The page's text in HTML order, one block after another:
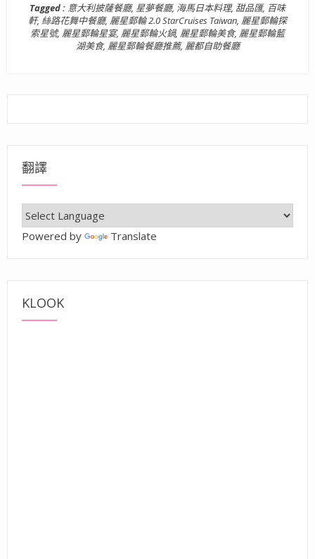
Tagged : 意大利披薩餐廳, 星夢餐廳, 海馬日本料理, 甜品匯, 百味
軒, 絲路花舞中餐廳, 麗星郵輪 2.0 StarCruises Taiwan, 麗星郵輪探
索星號, 麗星郵輪星宴, 麗星郵輪火鍋, 麗星郵輪美食, 麗星郵輪藍
湖美食, 麗星郵輪餐廳推薦, 麗都自助餐廳
翻譯
Powered by Translate
KLOOK